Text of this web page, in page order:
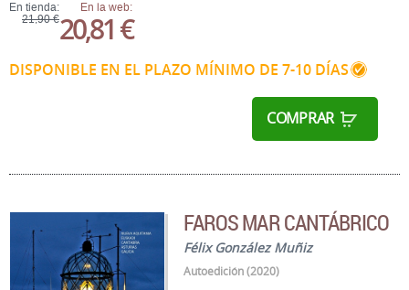
En tienda:
21,90 €
En la web:
20,81 €
DISPONIBLE EN EL PLAZO MÍNIMO DE 7-10 DÍAS
COMPRAR
FAROS MAR CANTÁBRICO
Félix González Muñiz
Autoedición (2020)